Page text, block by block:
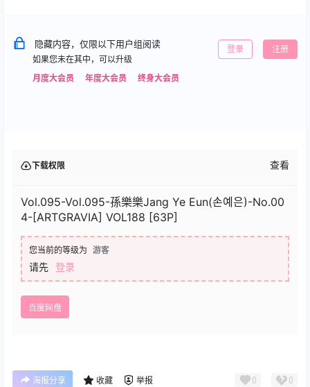
隐藏内容，仅限以下用户组阅读
如果您未在其中，可以升级
月度大会员
年度大会员 终身大会员
登录 注册
下载权限 查看
Vol.095-Vol.095-孫樂樂Jang Ye Eun(손예은)-No.00
4-[ARTGRAVIA] VOL188 [63P]
您当前的等级为 游客
请先 登录
百度网盘
海报分享 收藏 举报 0 0